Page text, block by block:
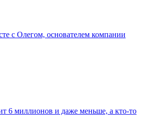
с Олегом, основателем компании
6 миллионов и даже меньше, а кто-то